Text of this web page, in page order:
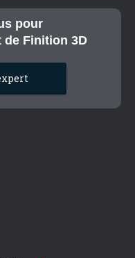
pour
de Finition 3D